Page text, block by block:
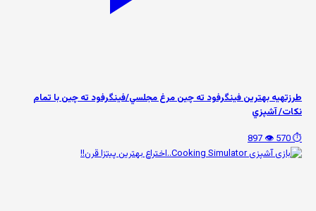
طرزتهيه بهترين فینگرفود ته چين مرغ مجلسي/فينگرفود ته چين با تمام
نكات/ آشپزي
⏱️ 570
👁️ 897